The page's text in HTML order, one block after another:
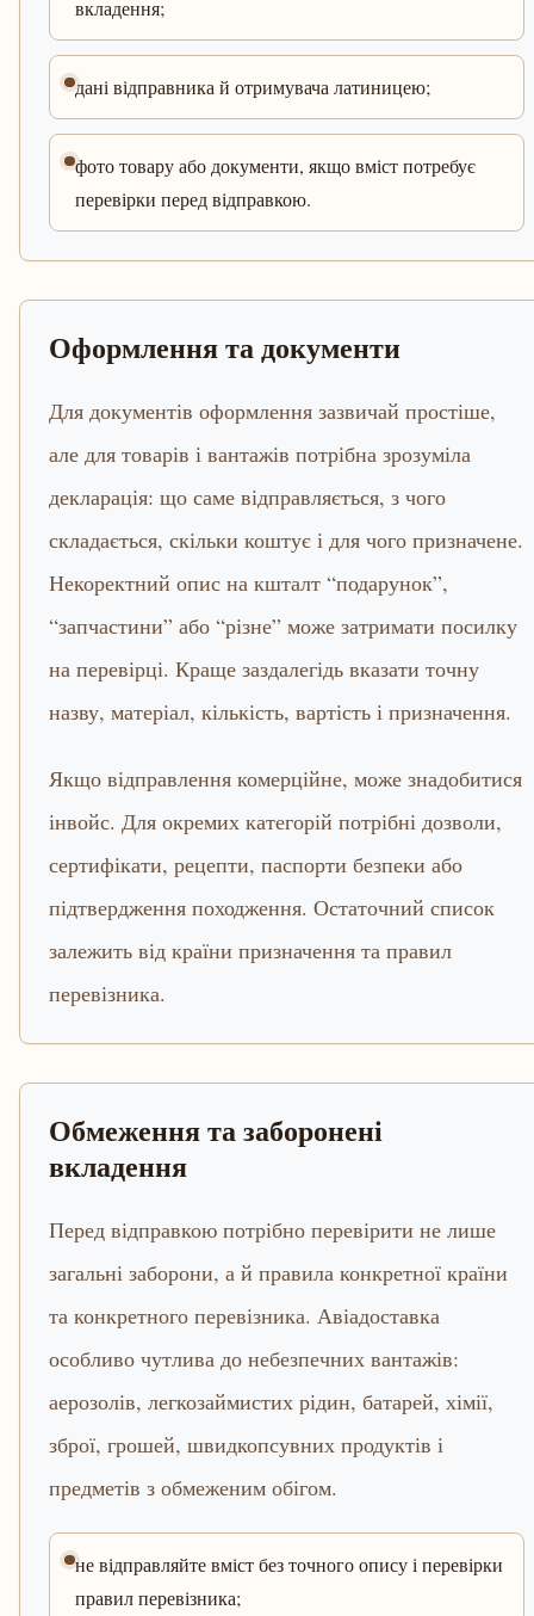
вкладення;
дані відправника й отримувача латиницею;
фото товару або документи, якщо вміст потребує
перевірки перед відправкою.
Оформлення та документи
Для документів оформлення зазвичай простіше,
але для товарів і вантажів потрібна зрозуміла
декларація: що саме відправляється, з чого
складається, скільки коштує і для чого призначене.
Некоректний опис на кшталт “подарунок”,
“запчастини” або “різне” може затримати посилку
на перевірці. Краще заздалегідь вказати точну
назву, матеріал, кількість, вартість і призначення.
Якщо відправлення комерційне, може знадобитися
інвойс. Для окремих категорій потрібні дозволи,
сертифікати, рецепти, паспорти безпеки або
підтвердження походження. Остаточний список
залежить від країни призначення та правил
перевізника.
Обмеження та заборонені
вкладення
Перед відправкою потрібно перевірити не лише
загальні заборони, а й правила конкретної країни
та конкретного перевізника. Авіадоставка
особливо чутлива до небезпечних вантажів:
аерозолів, легкозаймистих рідин, батарей, хімії,
зброї, грошей, швидкопсувних продуктів і
предметів з обмеженим обігом.
не відправляйте вміст без точного опису і перевірки
правил перевізника;